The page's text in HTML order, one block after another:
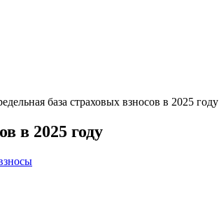
база страховых взносов в 2025 году
в 2025 году